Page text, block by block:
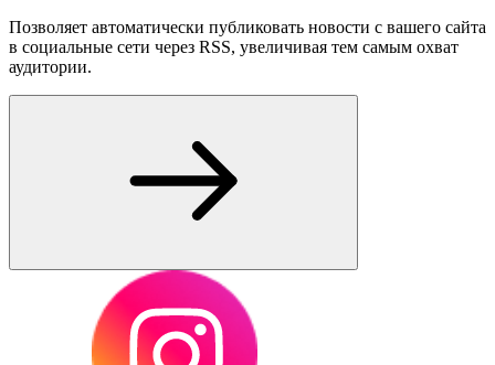
Позволяет автоматически публиковать новости с вашего сайта
в социальные сети через RSS, увеличивая тем самым охват
аудитории.